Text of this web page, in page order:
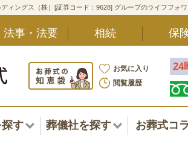
ィングス（株）[証券コード：9628] グループのライフフォワ
法事・法要 相続 保
お気に入り
閲覧履歴
24
す 葬儀社を探す お葬式コ